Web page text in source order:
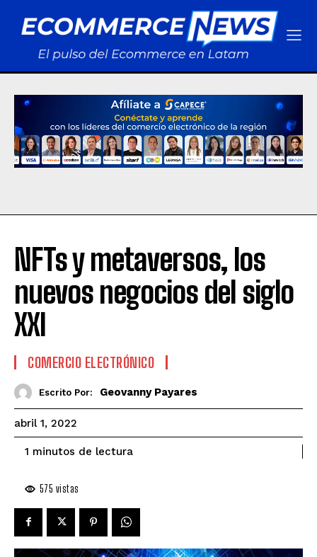
NFTs y metaversos, los
nuevos negocios del siglo
XXI
COMERCIO ELECTRÓNICO
Escrito Por: Geovanny Payares
abril 1, 2022
1 minutos de lectura
575 vistas